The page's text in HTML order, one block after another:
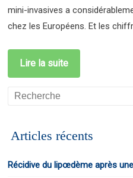
mini-invasives a
chez les Européens. Et les
Lire la suite
Articles récents
Récidive du lipœdème après